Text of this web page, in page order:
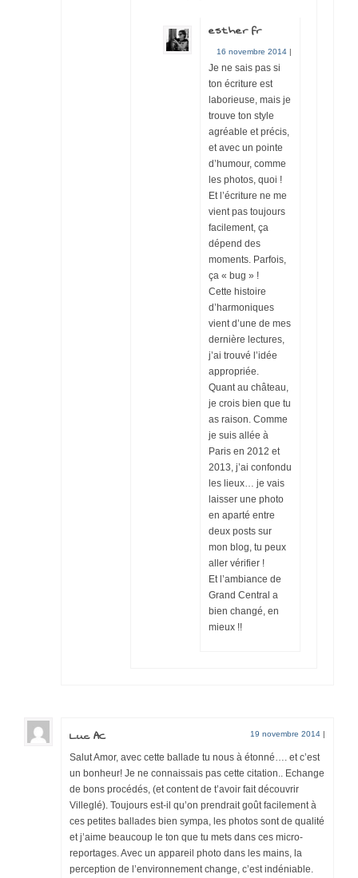
esther fr
16 novembre 2014 |
Je ne sais pas si
ton écriture est
laborieuse, mais je
trouve ton style
agréable et précis,
et avec un pointe
d’humour, comme
les photos, quoi !
Et l’écriture ne me
vient pas toujours
facilement, ça
dépend des
moments. Parfois,
ça « bug » !
Cette histoire
d’harmoniques
vient d’une de mes
dernière lectures,
j’ai trouvé l’idée
appropriée.
Quant au château,
je crois bien que tu
as raison. Comme
je suis allée à
Paris en 2012 et
2013, j’ai confondu
les lieux… je vais
laisser une photo
en aparté entre
deux posts sur
mon blog, tu peux
aller vérifier !
Et l’ambiance de
Grand Central a
bien changé, en
mieux !!
Luc AC 19 novembre 2014 |
Salut Amor, avec cette ballade tu nous à étonné…. et c’est
un bonheur! Je ne connaissais pas cette citation.. Echange
de bons procédés, (et content de t’avoir fait découvrir
Villeglé). Toujours est-il qu’on prendrait goût facilement à
ces petites ballades bien sympa, les photos sont de qualité
et j’aime beaucoup le ton que tu mets dans ces micro-
reportages. Avec un appareil photo dans les mains, la
perception de l’environnement change, c’est indéniable.